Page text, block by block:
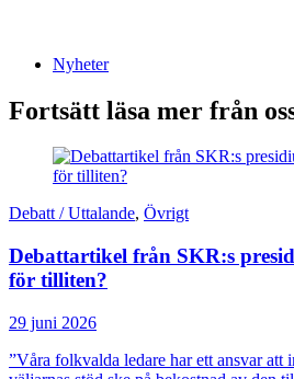
Nyheter
Fortsätt läsa mer från
Debatt / Uttalande, Övrigt
Debattartikel från SKR:s
för tilliten?
29 juni 2026
”Våra folkvalda ledare har ett ansvar att